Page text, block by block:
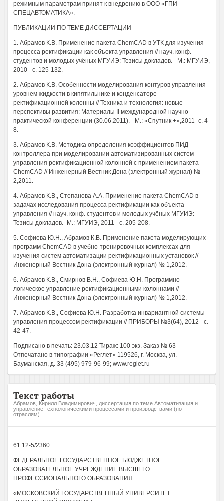
режимным параметрам принят к внедрению в ООО «ГПИ
СПЕЦАВТОМАТИКА».
ПУБЛИКАЦИИ ПО ТЕМЕ ДИССЕРТАЦИИ
1. Абрамов К.В. Применение пакета ChemCAD в УТК для изучения
процесса ректификации как объекта управления // науч. конф.
студентов и молодых учёных МГУИЭ: Тезисы докладов. - М.: МГУИЭ,
2010 - с. 125-132.
2. Абрамов К.В. Особенности моделирования контуров управления
уровнем жидкости в кипятильнике и конденсаторе
ректификационной колонны // Техника и технология: новые
перспективы развития: Материалы II международной научно-
практической конференции (30.06.2011). - М.: «Спутник +»,2011 -с. 4-
8.
3. Абрамов К.В. Методика определения коэффициентов ПИД-
контроллера при моделировании автоматизированных систем
управления ректификационной колонной с применением пакета
ChemCAD // Инженерный Вестник Дона (электронный журнал) №
2,2011.
4. Абрамов К.В., Степанова A.A. Применение пакета ChemCAD в
задачах исследования процесса ректификации как объекта
управления // науч. конф. студентов и молодых учёных МГУИЭ:
Тезисы докладов. -М.: МГУИЭ, 2011 - с. 205-208.
5. Софиева Ю.Н., Абрамов К.В. Применение пакета моделирующих
программ ChemCAD в учебно-тренировочных комплексах для
изучения систем автоматизации ректификационных установок //
Инженерный Вестник Дона (электронный журнал) № 1,2012.
6. Абрамов К.В., Смирнов В.Н., Софиева Ю.Н. Программно-
логическое управление ректификационными колоннами //
Инженерный Вестник Дона (электронный журнал) № 1,2012.
7. Абрамов К.В., Софиева Ю.Н. Разработка инвариантной системы
управления процессом ректификации // ПРИБОРЫ №3(64), 2012 - с.
42-47.
Подписано в печать: 23.03.12 Тираж: 100 экз. Заказ № 63
Отпечатано в типографии «Реглет» 119526, г. Москва, ул.
Бауманская, д. 33 (495) 979-96-99; www.reglet.ru
Текст работы
Абрамов, Кирилл Владимирович, диссертация по теме Автоматизация и
управление технологическими процессами и производствами (по
отраслям)
61 12-5/2360
ФЕДЕРАЛЬНОЕ ГОСУДАРСТВЕННОЕ БЮДЖЕТНОЕ
ОБРАЗОВАТЕЛЬНОЕ УЧРЕЖДЕНИЕ ВЫСШЕГО
ПРОФЕССИОНАЛЬНОГО ОБРАЗОВАНИЯ
«МОСКОВСКИЙ ГОСУДАРСТВЕННЫЙ УНИВЕРСИТЕТ